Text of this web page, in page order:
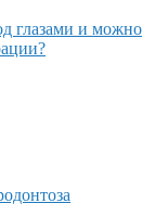
глазами и можно